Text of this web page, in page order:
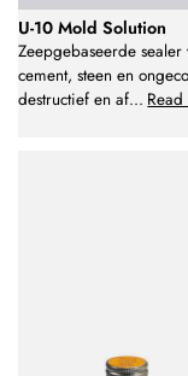
U-10 Mold Solution
Zeepgebaseerde
cement, steen en
destructief en af...